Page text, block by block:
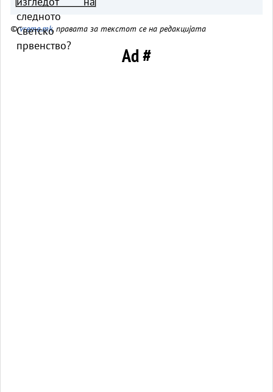
©vreme.mk, правата за текстот се на редакцијата
Ad #